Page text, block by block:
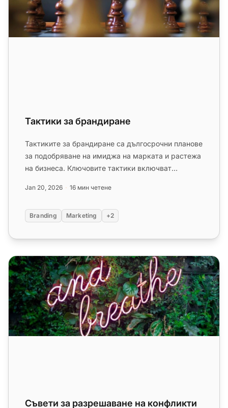
Тактики за брандиране
Тактиките за брандиране са дългосрочни планове
за подобряване на имиджа на марката и растежа
на бизнеса. Ключовите тактики включват
Jan 20, 2026 16 мин четене
Branding Marketing +2
Съвети за разрешаване на конфликти при работа и
Съвети за разрешаване на конфликти